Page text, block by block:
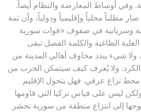
وفي أوساط المعارضة والنظام أيضاً.
مطلباً محلياً وإقليمياً ودولياً، وأن ثمة
وسريانية في صفوف «قوات سورية
الغلبة الطاغية والكلمة الفصل تبقى
شيء يبدد مخاوف أهالي المدينة من
الكرد. ولا يُعرف كيف سيتمكن الحزب من
نزاع عرقي. فهل يتحول الإقليم
ليس على قياس تركيا التي قاومها
إلى انتزاع منطقة من سورية تحشر